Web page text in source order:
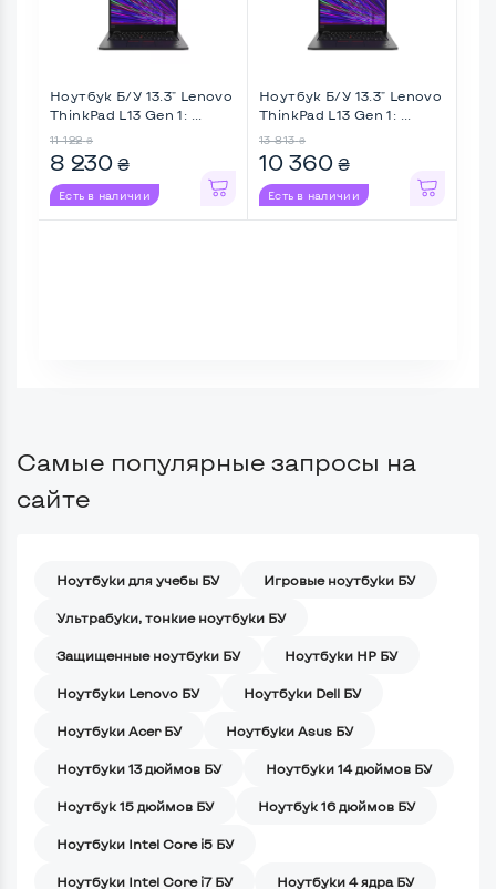
Ноутбук Б/У 13.3" Lenovo
ThinkPad L13 Gen 1: ...
11 122 ₴
8 230 ₴
Есть в наличии
Ноутбук Б/У 13.3" Lenovo
ThinkPad L13 Gen 1: ...
13 813 ₴
10 360 ₴
Есть в наличии
Самые популярные запросы на
сайте
Ноутбуки для учебы БУ Игровые ноутбуки БУ
Ультрабуки, тонкие ноутбуки БУ
Защищенные ноутбуки БУ Ноутбуки HP БУ
Ноутбуки Lenovo БУ Ноутбуки Dell БУ
Ноутбуки Acer БУ Ноутбуки Asus БУ
Ноутбуки 13 дюймов БУ Ноутбуки 14 дюймов БУ
Ноутбук 15 дюймов БУ Ноутбук 16 дюймов БУ
Ноутбуки Intel Core i5 БУ
Ноутбуки Intel Core i7 БУ Ноутбуки 4 ядра БУ